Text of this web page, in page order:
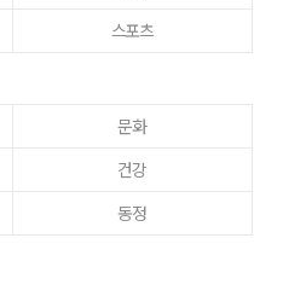
스포츠
문화
건강
동정